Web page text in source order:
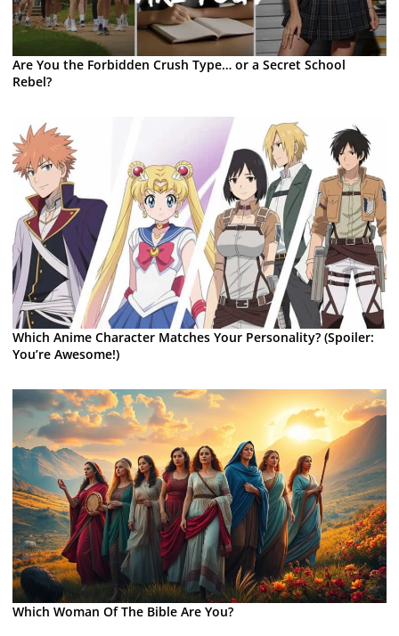
Are You the Forbidden Crush Type… or a Secret School
Rebel?
Which Anime Character Matches Your Personality? (Spoiler:
You’re Awesome!)
Which Woman Of The Bible Are You?